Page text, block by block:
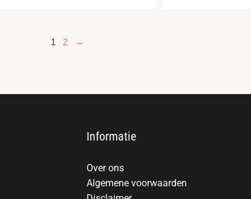
1 2 →
Informatie
Over ons
Algemene voorwaarden